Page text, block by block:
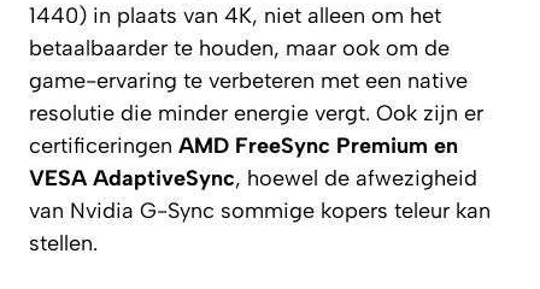
1440) in plaats van 4K, niet alleen om het
betaalbaarder te houden, maar ook om de
game-ervaring te verbeteren met een native
resolutie die minder energie vergt. Ook zijn er
certificeringen AMD FreeSync Premium en
VESA AdaptiveSync, hoewel de afwezigheid
van Nvidia G-Sync sommige kopers teleur kan
stellen.